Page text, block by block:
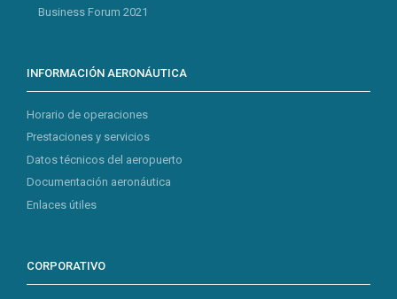
Business Forum 2021
INFORMACIÓN AERONÁUTICA
Horario de operaciones
Prestaciones y servicios
Datos técnicos del aeropuerto
Documentación aeronáutica
Enlaces útiles
CORPORATIVO